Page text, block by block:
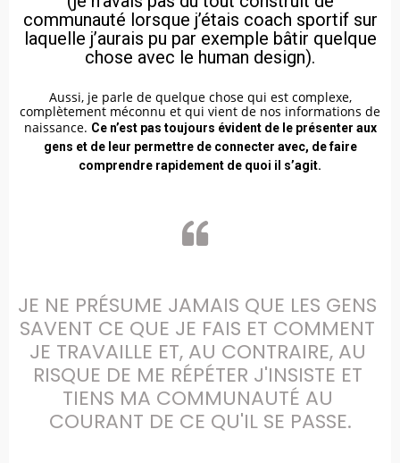
communauté lorsque j’étais coach sportif sur
laquelle j’aurais pu par exemple bâtir quelque
chose avec le human design).
Aussi, je parle de quelque chose qui est complexe,
complètement méconnu et qui vient de nos informations de
naissance. Ce n’est pas toujours évident de le présenter aux
gens et de leur permettre de connecter avec, de faire
comprendre rapidement de quoi il s’agit.
JE NE PRÉSUME JAMAIS QUE LES GENS
SAVENT CE QUE JE FAIS ET COMMENT
JE TRAVAILLE ET, AU CONTRAIRE, AU
RISQUE DE ME RÉPÉTER J'INSISTE ET
TIENS MA COMMUNAUTÉ AU
COURANT DE CE QU'IL SE PASSE.